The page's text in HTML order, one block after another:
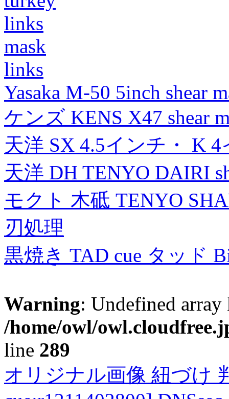
links
mask
links
Yasaka M-50 5inch shear
ケンズ KENS X47 shear
天洋 SX 4.5インチ・ K
天洋 DH TENYO DAIRI
モクト 木砥 TENYO
刃処理
黒焼き TAD cue タッド
Warning: Undefined
/home/owl/
line 289
オリジナル画像 紐づけ